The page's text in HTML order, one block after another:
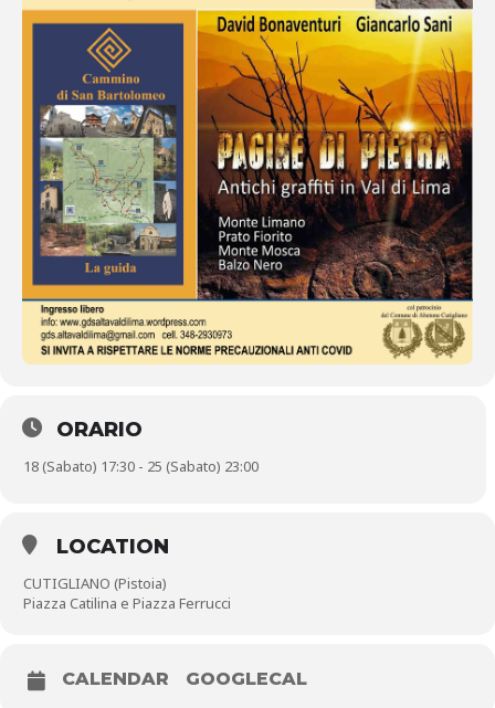
ORARIO
18 (Sabato) 17:30 - 25 (Sabato) 23:00
LOCATION
CUTIGLIANO (Pistoia)
Piazza Catilina e Piazza Ferrucci
CALENDAR GOOGLECAL